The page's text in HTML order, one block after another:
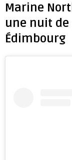
Marine
une nuit de
Édimbourg